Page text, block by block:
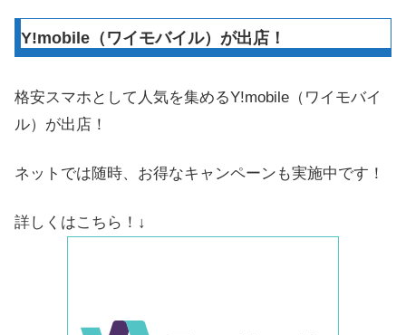
Y!mobile（ワイモバイル）が出店！
格安スマホとして人気を集めるY!mobile（ワイモバイ
ル）が出店！
ネットでは随時、お得なキャンペーンも実施中です！
詳しくはこちら！↓